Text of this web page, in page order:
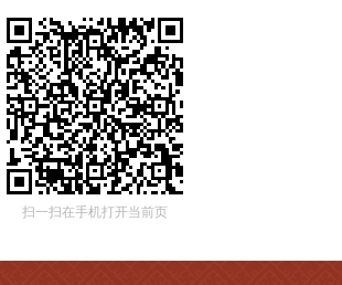
扫一扫在手机打开当前页